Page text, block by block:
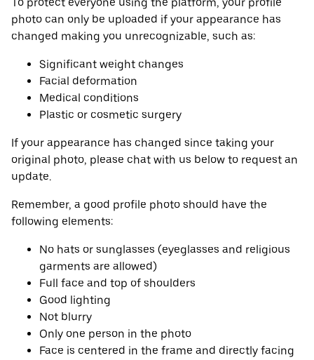
photo can only be uploaded if your appearance has
changed making you unrecognizable, such as:
Significant weight changes
Facial deformation
Medical conditions
Plastic or cosmetic surgery
If your appearance has changed since taking your
original photo, please chat with us below to request an
update.
Remember, a good profile photo should have the
following elements:
No hats or sunglasses (eyeglasses and religious
garments are allowed)
Full face and top of shoulders
Good lighting
Not blurry
Only one person in the photo
Face is centered in the frame and directly facing